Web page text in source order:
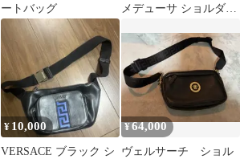
ートバッグ
メデューサ ショルダー
¥ 10,000
VERSACE ブラック シ
¥64,000
ヴェルサーチ ショル